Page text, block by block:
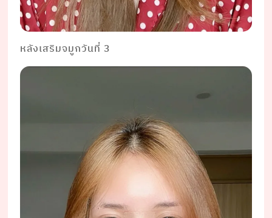
หลังเสริมจมูกวันที่ 3